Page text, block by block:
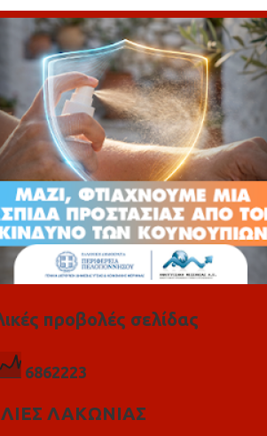
προβολές σελίδας
6862223
ΛΑΚΩΝΙΑΣ